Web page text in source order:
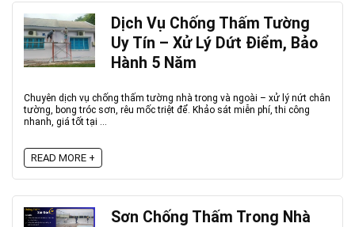
Dịch Vụ Chống Thấm Tường
Uy Tín – Xử Lý Dứt Điểm, Bảo
Hành 5 Năm
Chuyên dịch vụ chống thấm tường nhà trong và ngoài – xử lý nứt chân
tường, bong tróc sơn, rêu mốc triệt để. Khảo sát miễn phí, thi công
nhanh, giá tốt tại ...
READ MORE +
Sơn Chống Thấm Trong Nhà